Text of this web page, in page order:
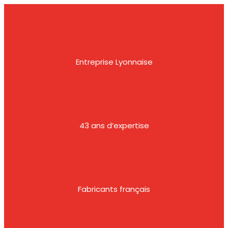
Entreprise Lyonnaise
43 ans d’expertise
Fabricants français